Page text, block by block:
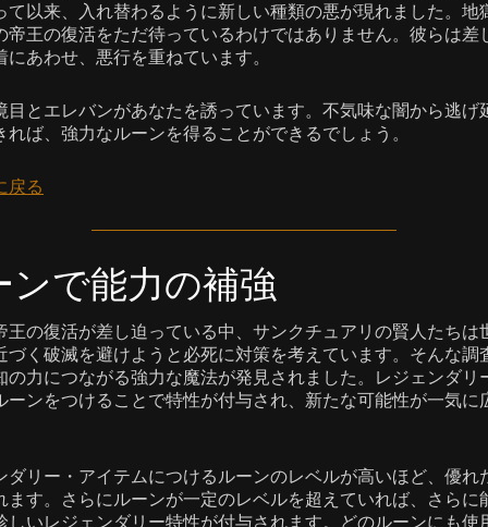
て以来、入れ替わるように新しい種類の悪が現れました。地
帝王の復活をただ待っているわけではありません。彼らは差
にあわせ、悪行を重ねています。
目とエレバンがあなたを誘っています。不気味な闇から逃げ
れば、強力なルーンを得ることができるでしょう。
戻る
ンで能力の補強
王の復活が差し迫っている中、サンクチュアリの賢人たちは
づく破滅を避けようと必死に対策を考えています。そんな調
の力につながる強力な魔法が発見されました。レジェンダリ
ーンをつけることで特性が付与され、新たな可能性が一気に
ダリー・アイテムにつけるルーンのレベルが高いほど、優れ
ます。さらにルーンが一定のレベルを超えていれば、さらに
しいレジェンダリー特性が付与されます。どのルーンにも使